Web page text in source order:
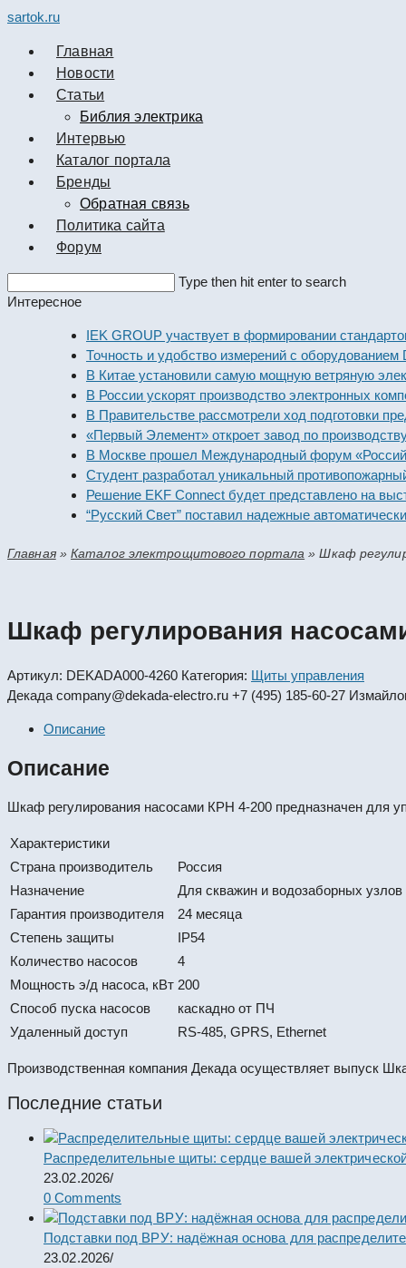
sartok.ru
Главная
Новости
Cтатьи
Библия электрика
Интервью
Каталог портала
Бренды
Обратная связь
Политика сайта
Форум
this
Type then hit enter to search
Интересное
IEK GROUP участвует в формировании стандартов
Точность и удобство измерений с оборудованием
В Китае установили самую мощную ветряную
В России ускорят производство электронных
В Правительстве рассмотрели ход подготовки
«Первый Элемент» откроет завод по производству
В Москве прошел Международный форум «Российская
Студент разработал уникальный противопожарный
Решение EKF Connect будет представлено на
“Русский Свет” поставил надежные автоматические
Главная»Каталог электрощитового портала »Шкaф
Шкaф peгулиpoвaния
Артикул: DEKADA000-4260 Категория: Щиты управления
Декада company@dekada-electro.ru +7 (495) 185-60-27
Описание
Описание
Шкaф peгулиpoвaния нacocaми КРН 4-200 предназначен для
Характеристики
Страна производитель
Россия
Назначение
Для скважин и водозаборных узлов
Гарантия производителя
24 месяца
Степень защиты
IP54
Количество насосов
4
Мощность э/д насоса, кВт 200
Способ пуска насосов
каскадно от ПЧ
Удаленный доступ
RS-485, GPRS, Ethernet
Производственная компания Декада осуществляет выпуск
Последние статьи
Распределительные щиты: сердце вашей
23.02.2026/
0 Comments
Подставки под ВРУ: надёжная основа для
23.02.2026/